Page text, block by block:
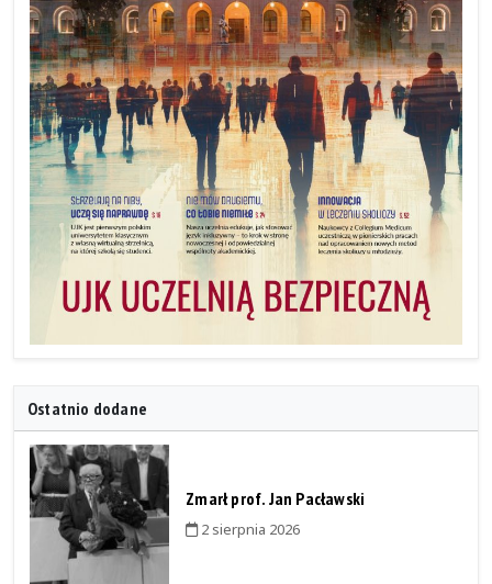
Ostatnio dodane
Zmarł prof. Jan Pacławski
2 sierpnia 2026